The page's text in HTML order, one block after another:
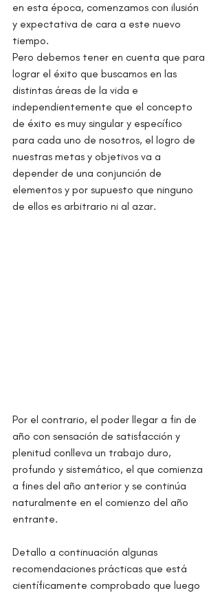
en esta época, comenzamos con ilusión
y expectativa de cara a este nuevo
tiempo.
Pero debemos tener en cuenta que para
lograr el éxito que buscamos en las
distintas áreas de la vida e
independientemente que el concepto
de éxito es muy singular y específico
para cada uno de nosotros, el logro de
nuestras metas y objetivos va a
depender de una conjunción de
elementos y por supuesto que ninguno
de ellos es arbitrario ni al azar.
Por el contrario, el poder llegar a fin de
año con sensación de satisfacción y
plenitud conlleva un trabajo duro,
profundo y sistemático, el que comienza
a fines del año anterior y se continúa
naturalmente en el comienzo del año
entrante.
Detallo a continuación algunas
recomendaciones prácticas que está
científicamente comprobado que luego